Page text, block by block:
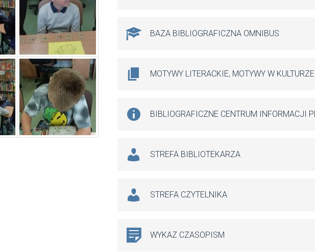
BAZA BIBLIOGRAFICZNA OMNIBUS
MOTYWY LITERACKIE, MOTYWY W KULTURZE
BIBLIOGRAFICZNE CENTRUM INFORMACJI
STREFA BIBLIOTEKARZA
STREFA CZYTELNIKA
WYKAZ CZASOPISM